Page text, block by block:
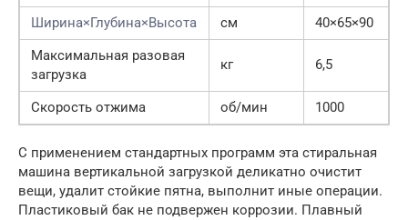
Ширина×Глубина×Высота см
40×65×90
Максимальная разовая
загрузка
кг 6,5
Скорость отжима об/мин 1000
С применением стандартных программ эта стиральная
машина вертикальной загрузкой деликатно очистит
вещи, удалит стойкие пятна, выполнит иные операции.
Пластиковый бак не подвержен коррозии. Плавный